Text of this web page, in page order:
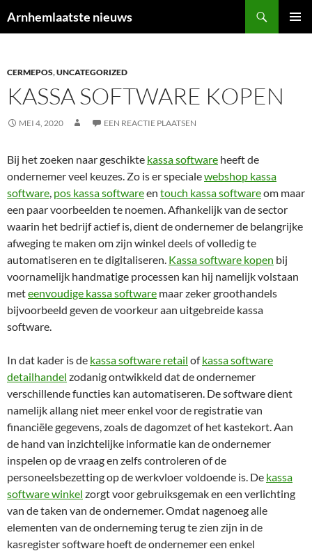
naar
Arnhemlaatste nieuws
CERMEPOS,UNCATEGORIZED
KASSA SOFTWARE KOPEN
MEI 4, 2020 EEN REACTIE PLAATSEN
Bij het zoeken naar geschikte kassa software heeft de
ondernemer veel keuzes. Zo is er specialewebshop kassa
software, pos kassa softwareen touch kassa softwareom maar
een paar voorbeelden te noemen. Afhankelijk van de sector
waarin het bedrijf actief is, dient de ondernemer de belangrijke
afweging te maken om zijn winkel deels of volledig te
automatiseren en te digitaliseren. Kassa software kopen bij
voornamelijk handmatige processen kan hij namelijk volstaan
meteenvoudige kassa software maar zeker groothandels
bijvoorbeeld geven de voorkeur aan uitgebreide kassa
software.
In dat kader is de kassa software retail ofkassa software
detailhandel zodanig ontwikkeld dat de ondernemer
verschillende functies kan automatiseren. De software dient
namelijk allang niet meer enkel voor de registratie van
financiële gegevens, zoals de dagomzet of het kastekort. Aan
de hand van inzichtelijke informatie kan de ondernemer
inspelen op de vraag en zelfs controleren of de
personeelsbezetting op de werkvloer voldoende is. De kassa
software winkel zorgt voor gebruiksgemak en een verlichting
van de taken van de ondernemer. Omdat nagenoeg alle
elementen van de onderneming terug te zien zijn in de
kasregister software hoeft de ondernemer een enkel